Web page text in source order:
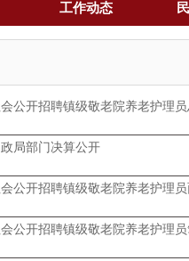
工作动态
公开招聘镇级敬老院养老护理
局部门决算公开
公开招聘镇级敬老院养老护理
公开招聘镇级敬老院养老护理